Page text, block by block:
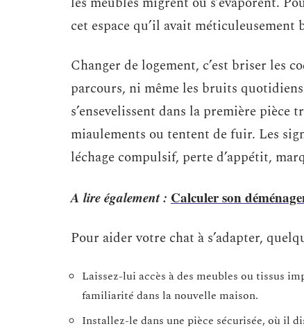
cet espace qu’il avait méticuleusement
Changer de logement, c’est briser les
parcours, ni même les bruits
s’ensevelissent dans la première
miaulements ou tentent de fuir. Les
léchage compulsif, perte d’appétit,
A lire également : Calculer son
Pour aider votre chat à s’adapter,
Laissez-lui accès à des meubles ou tissus
familiarité dans la nouvelle maison.
Installez-le dans une pièce sécurisée, où il